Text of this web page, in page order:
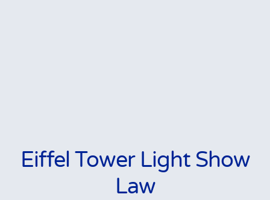
Eiffel Tower Light Show
Law